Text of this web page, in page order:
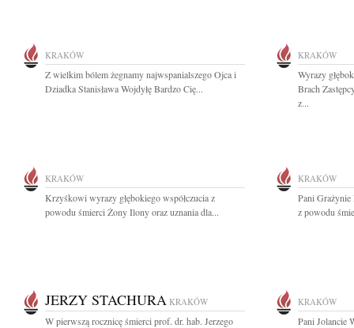
KRAKÓW
Z wielkim bólem żegnamy najwspanialszego Ojca i
Dziadka Stanisława Wojdyłę Bardzo Cię...
KRAKÓW
Wyrazy
Brach
z...
KRAKÓW
Krzyśkowi wyrazy głębokiego współczucia z
powodu śmierci Żony Ilony oraz uznania dla...
KRAKÓW
Pani Grażynie
z powodu
JERZY STACHURA KRAKÓW
W pierwszą rocznicę śmierci prof. dr. hab. Jerzego
KRAKÓW
Pani Jolancie